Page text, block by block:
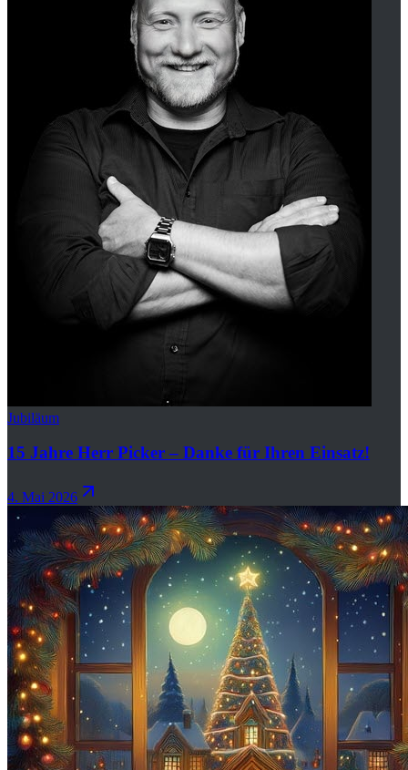
Jubiläum
15 Jahre Herr Picker – Danke für Ihren Einsatz!
4. Mai 2026